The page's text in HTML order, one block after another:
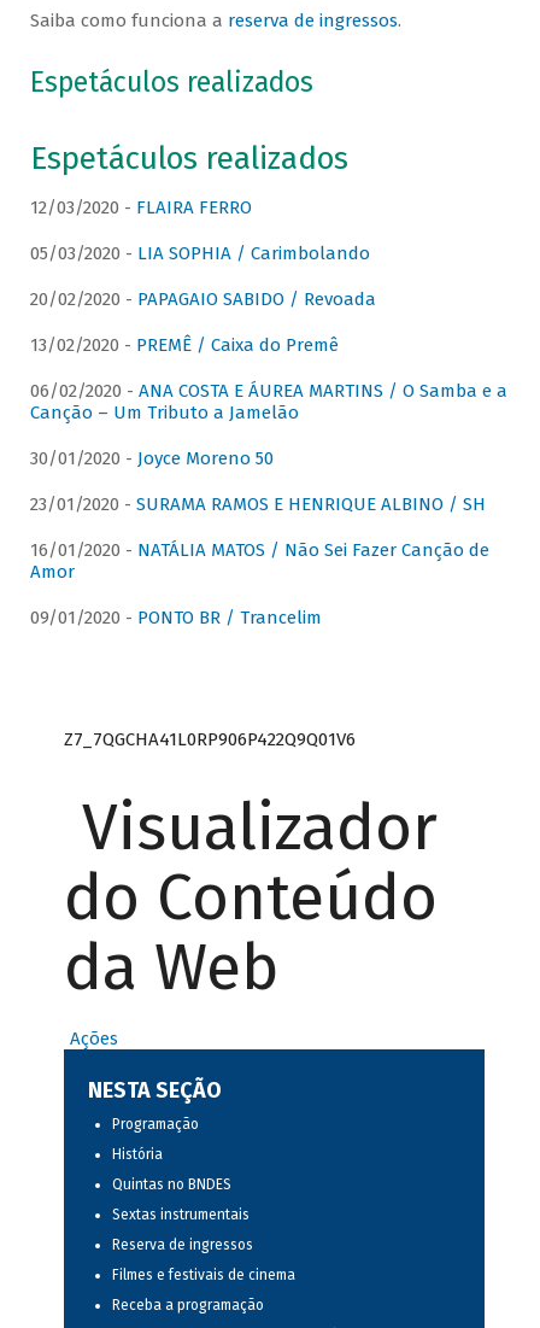
Saiba como funciona a reserva de ingressos.
Espetáculos realizados
Espetáculos realizados
12/03/2020 - FLAIRA FERRO
05/03/2020 - LIA SOPHIA / Carimbolando
20/02/2020 - PAPAGAIO SABIDO / Revoada
13/02/2020 - PREMÊ / Caixa do Premê
06/02/2020 - ANA COSTA E ÁUREA MARTINS / O Samba e a
Canção – Um Tributo a Jamelão
30/01/2020 - Joyce Moreno 50
23/01/2020 - SURAMA RAMOS E HENRIQUE ALBINO / SH
16/01/2020 - NATÁLIA MATOS / Não Sei Fazer Canção de
Amor
09/01/2020 - PONTO BR / Trancelim
Z7_7QGCHA41L0RP906P422Q9Q01V6
Visualizador
do Conteúdo
da Web
Ações
NESTA SEÇÃO
Programação
História
Quintas no BNDES
Sextas instrumentais
Reserva de ingressos
Filmes e festivais de cinema
Receba a programação